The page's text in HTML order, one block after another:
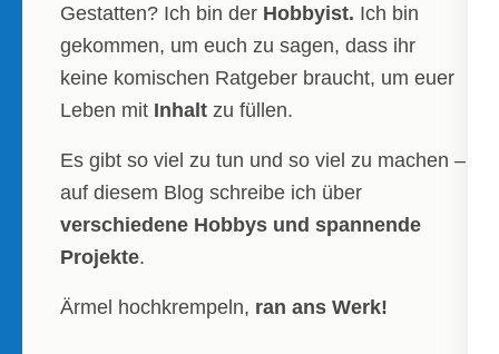
Gestatten? Ich bin der Hobbyist. Ich bin
gekommen, um euch zu sagen, dass ihr
keine komischen Ratgeber braucht, um euer
Leben mit Inhalt zu füllen.
Es gibt so viel zu tun und so viel zu machen –
auf diesem Blog schreibe ich über
verschiedene Hobbys und spannende
Projekte.
Ärmel hochkrempeln, ran ans Werk!